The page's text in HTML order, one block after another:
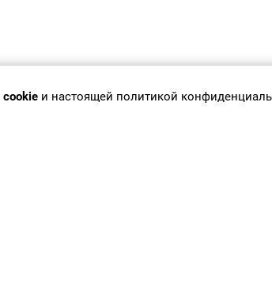
cookie и настоящей политикой